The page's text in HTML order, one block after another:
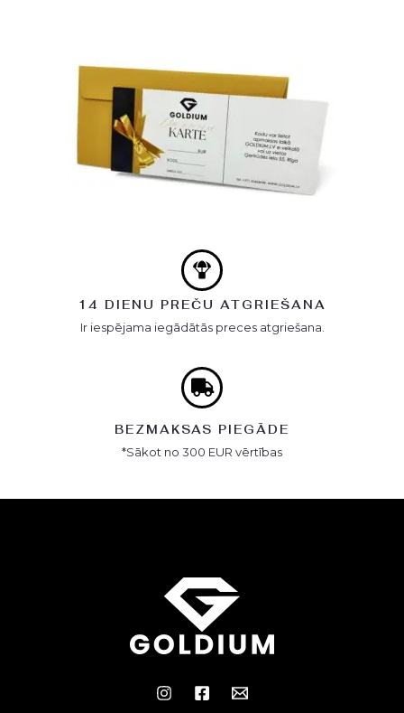
14 DIENU PREČU ATGRIEŠANA
Ir iespējama iegādātās preces atgriešana.
BEZMAKSAS PIEGĀDE
*Sākot no 300 EUR vērtības